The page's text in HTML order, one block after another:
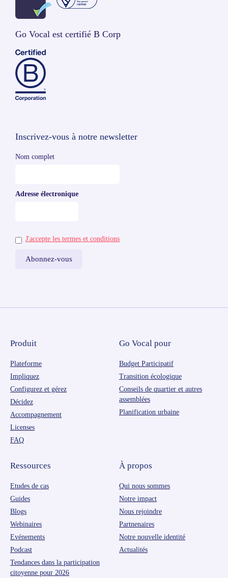
Go Vocal est certifié B Corp
Inscrivez-vous à notre newsletter
Nom complet
Adresse électronique
J'accepte les termes et conditions
Produit
Plateforme
Impliquez
Configurez et gérez
Décidez
Accompagnement
Licenses
FAQ
Go Vocal pour
Budget Participatif
Transition écologique
Conseils de quartier et autres
assemblées
Planification urbaine
Ressources
Etudes de cas
Guides
Blogs
Webinaires
Evénements
Podcast
Tendances dans la participation
citoyenne pour 2026
À propos
Qui nous sommes
Notre impact
Nous rejoindre
Partnenaires
Notre nouvelle identité
Actualités